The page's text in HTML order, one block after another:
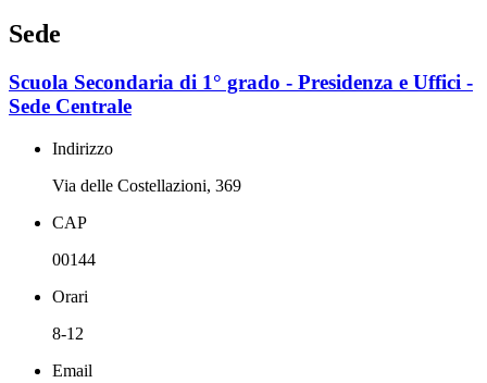
Sede
Scuola Secondaria di 1° grado - Presidenza e Uffici -
Sede Centrale
Indirizzo
Via delle Costellazioni, 369
CAP
00144
Orari
8-12
Email